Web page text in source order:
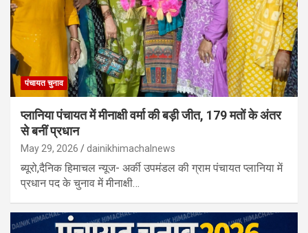
पंचायत चुनाव
प्लानिया पंचायत में मीनाक्षी वर्मा की बड़ी जीत, 179 मतों के अंतर
से बनीं प्रधान
May 29, 2026 dainikhimachalnews
ब्यूरो,दैनिक हिमाचल न्यूज- अर्की उपमंडल की ग्राम पंचायत प्लानिया में
प्रधान पद के चुनाव में मीनाक्षी…